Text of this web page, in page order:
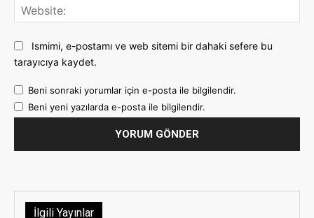
Ismimi, e-postamı ve web sitemi bir dahaki sefere bu
tarayıcıya kaydet.
Beni sonraki yorumlar için e-posta ile bilgilendir.
Beni yeni yazılarda e-posta ile bilgilendir.
İlgili Yayınlar